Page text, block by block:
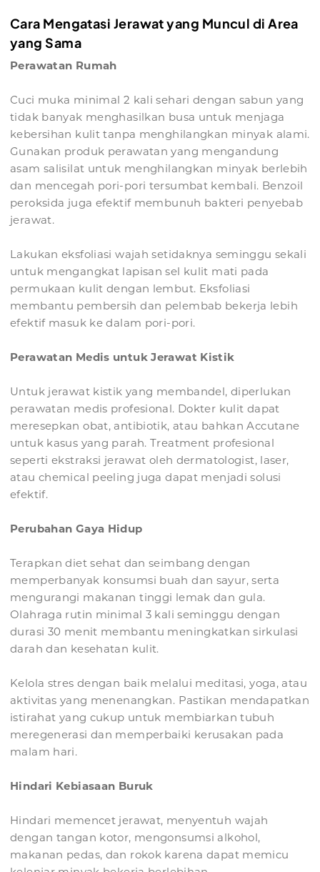
Cara Mengatasi Jerawat yang Muncul di Area
yang Sama
Perawatan Rumah
Cuci muka minimal 2 kali sehari dengan sabun yang
tidak banyak menghasilkan busa untuk menjaga
kebersihan kulit tanpa menghilangkan minyak alami.
Gunakan produk perawatan yang mengandung
asam salisilat untuk menghilangkan minyak berlebih
dan mencegah pori-pori tersumbat kembali. Benzoil
peroksida juga efektif membunuh bakteri penyebab
jerawat.
Lakukan eksfoliasi wajah setidaknya seminggu sekali
untuk mengangkat lapisan sel kulit mati pada
permukaan kulit dengan lembut. Eksfoliasi
membantu pembersih dan pelembab bekerja lebih
efektif masuk ke dalam pori-pori.
Perawatan Medis untuk Jerawat Kistik
Untuk jerawat kistik yang membandel, diperlukan
perawatan medis profesional. Dokter kulit dapat
meresepkan obat, antibiotik, atau bahkan Accutane
untuk kasus yang parah. Treatment profesional
seperti ekstraksi jerawat oleh dermatologist, laser,
atau chemical peeling juga dapat menjadi solusi
efektif.
Perubahan Gaya Hidup
Terapkan diet sehat dan seimbang dengan
memperbanyak konsumsi buah dan sayur, serta
mengurangi makanan tinggi lemak dan gula.
Olahraga rutin minimal 3 kali seminggu dengan
durasi 30 menit membantu meningkatkan sirkulasi
darah dan kesehatan kulit.
Kelola stres dengan baik melalui meditasi, yoga, atau
aktivitas yang menenangkan. Pastikan mendapatkan
istirahat yang cukup untuk membiarkan tubuh
meregenerasi dan memperbaiki kerusakan pada
malam hari.
Hindari Kebiasaan Buruk
Hindari memencet jerawat, menyentuh wajah
dengan tangan kotor, mengonsumsi alkohol,
makanan pedas, dan rokok karena dapat memicu